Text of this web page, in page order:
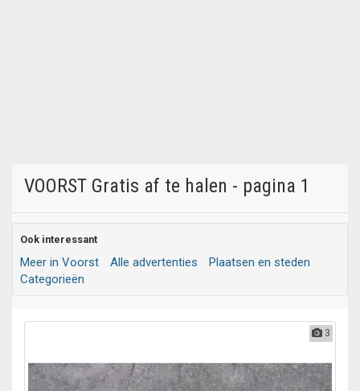
VOORST Gratis af te halen - pagina 1
Ook interessant
Meer in Voorst Alle advertenties
Plaatsen en steden
Categorieën
3